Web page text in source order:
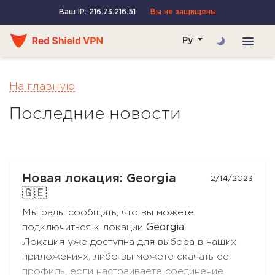
Ваш IP: 216.73.216.51 Вы не защищены
Ру
На главную
Последние новости
Новая локация: Georgia
🇬🇪
2/14/2023
Мы рады сообщить, что вы можете
подключиться к локации Georgia!
Локация уже доступна для выбора в наших
приложениях, либо вы можете скачать её
профиль, если настраиваете соединение